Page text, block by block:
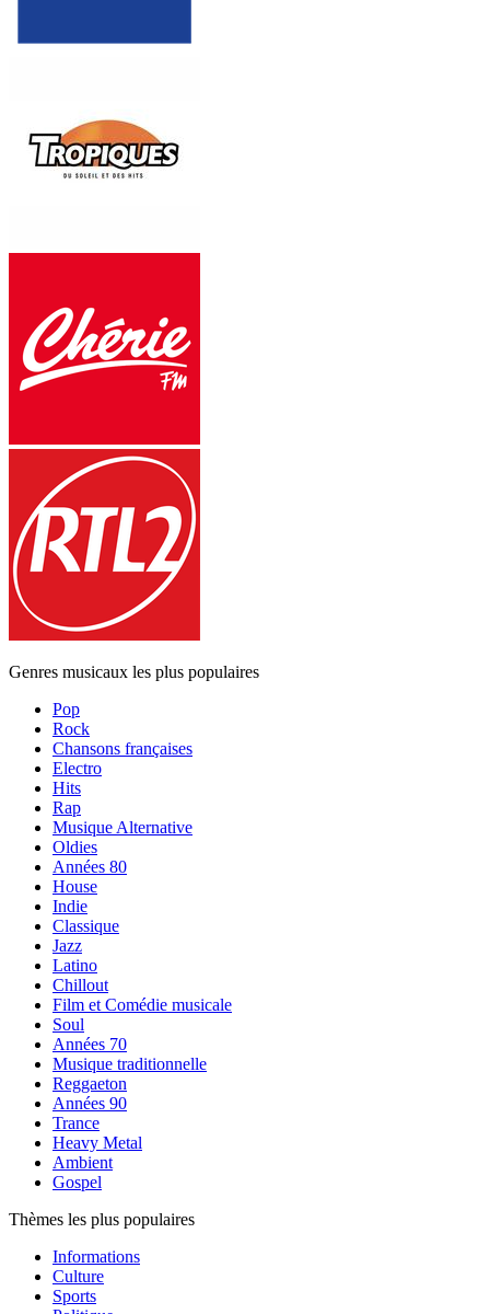
Genres musicaux les plus populaires
Pop
Rock
Chansons françaises
Electro
Hits
Rap
Musique Alternative
Oldies
Années 80
House
Indie
Classique
Jazz
Latino
Chillout
Film et Comédie musicale
Soul
Années 70
Musique traditionnelle
Reggaeton
Années 90
Trance
Heavy Metal
Ambient
Gospel
Thèmes les plus populaires
Informations
Culture
Sports